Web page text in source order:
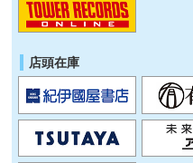
店頭在庫